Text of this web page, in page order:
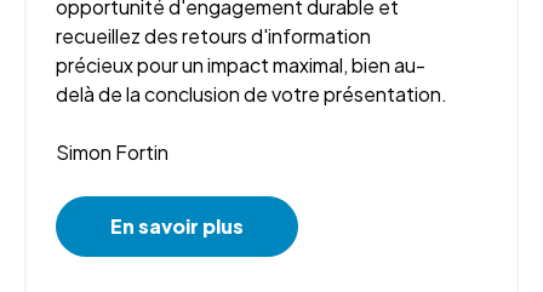
opportunité d'engagement durable et
recueillez des retours d'information
précieux pour un impact maximal, bien au-
delà de la conclusion de votre présentation.
Simon Fortin
En savoir plus